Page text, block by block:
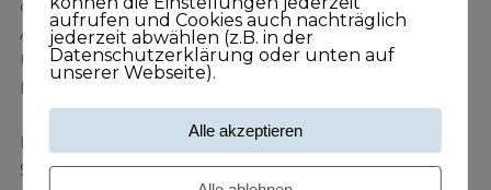
damit Sie in der Spur bleiben und und er hat als
Außenstehender oft einen anderen Blick auf das
Unternehmen und kann aus der Vogelperspektive
heraus besser Hilfestellung geben.
Bis zum nächsten Mal, seien Sie KUNDISCH, denken
Sie mit dem Herzen, geben Sie alles und vor allem –
aufrufen und Cookies auch nachträglich
jederzeit abwählen (z.B. in der
Datenschutzerklärung oder unten auf
unserer Webseite).
Alle akzeptieren